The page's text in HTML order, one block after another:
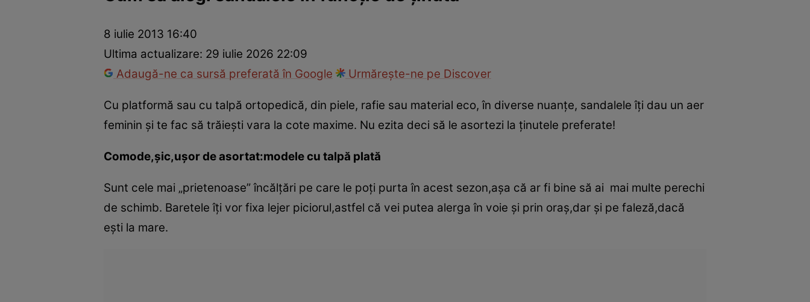
Dragoste și SexEvenimente
8 iulie 2013 16:40
Ultima actualizare: 29 iulie 2026 22:09
Adaugă-ne ca sursă preferată în Google
Urmărește-ne pe Discover
Cu platformă sau cu talpă ortopedică, din piele, rafie sau material eco, în diverse nuanţe, sandalele îţi dau un aer
feminin şi te fac să trăieşti vara la cote maxime. Nu ezita deci să le asortezi la ţinutele preferate!
Comode,şic,uşor de asortat:modele cu talpă plată
Sunt cele mai „prietenoase” încălţări pe care le poţi purta în acest sezon,aşa că ar fi bine să ai mai multe perechi
de schimb. Baretele îţi vor fixa lejer piciorul,astfel că vei putea alerga în voie şi prin oraş,dar şi pe faleză,dacă
eşti la mare.